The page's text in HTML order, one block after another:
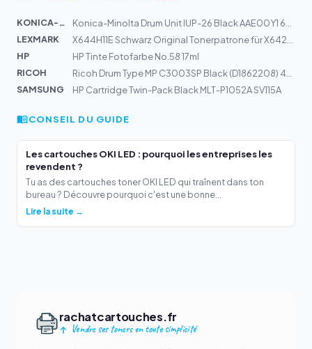
KONICA-MIN...
LEXMARK
HP
HP Tinte Fotofarbe No.58 17ml
RICOH
SAMSUNG
HP Cartridge Twin-Pack Black MLT-P1052A SV115A
CONSEIL DU GUIDE
Les cartouches OKI LED : pourquoi les entreprises les
revendent ?
Tu as des cartouches toner OKI LED qui traînent dans ton
bureau ? Découvre pourquoi c'est une bonne...
Lire la suite →
rachatcartouches.fr
Vendre ses toners en toute simplicité